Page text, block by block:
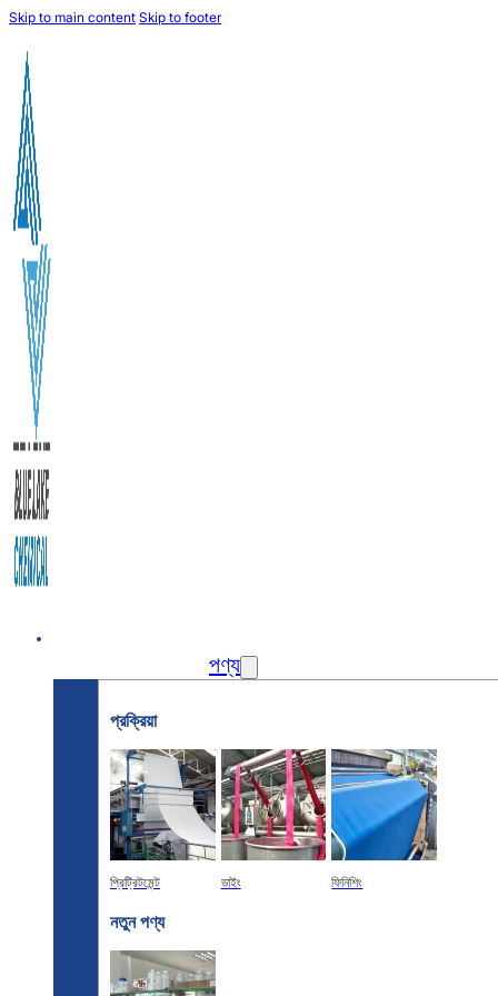
Skip to main content Skip to footer
পণ্য
প্রক্রিয়া
প্রিট্রিটমেন্ট ডাইং ফিনিশিং
নতুন পণ্য